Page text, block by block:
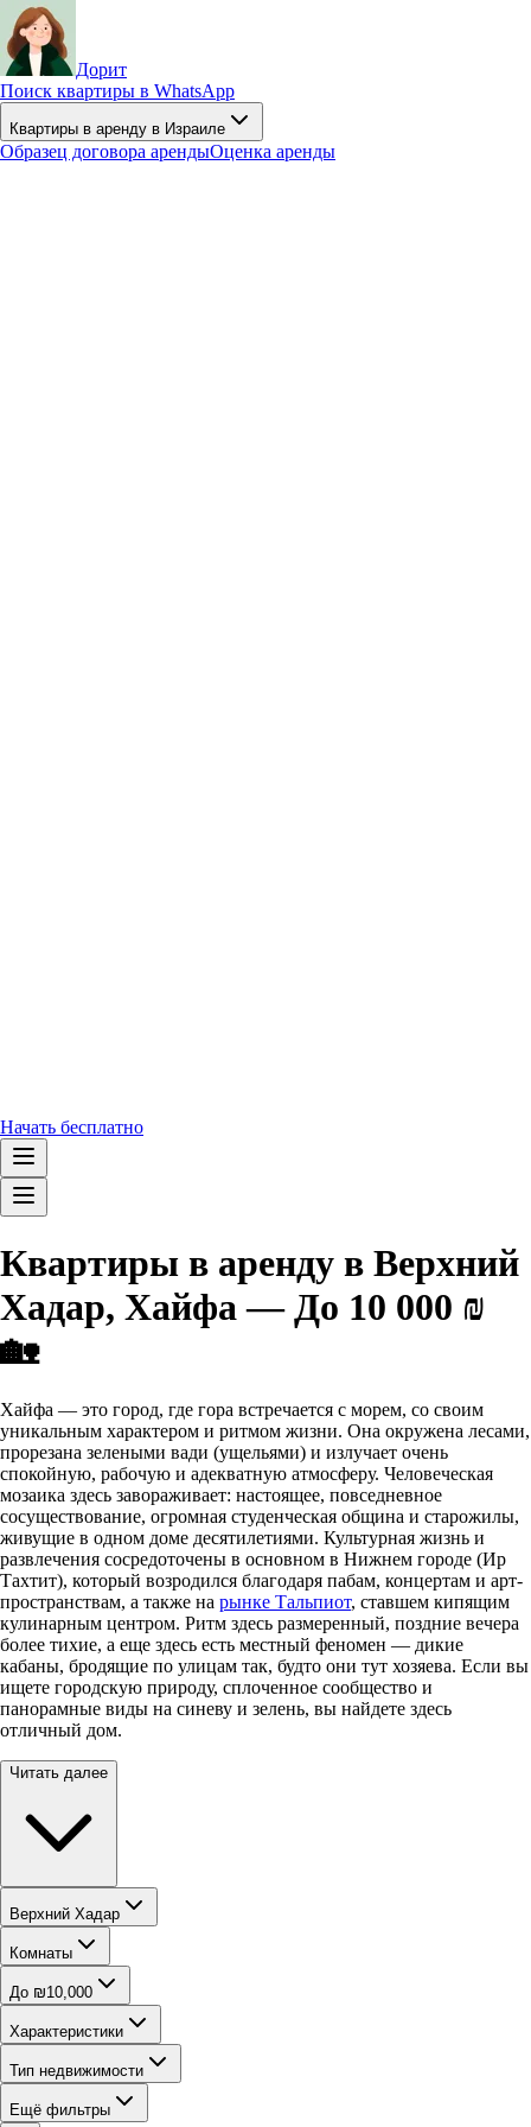
Дорит
Поиск квартиры в WhatsApp
Квартиры в аренду в Израиле
Образец договора арендыОценка аренды
Начать бесплатно
Квартиры в аренду в Верхний
Хадар, Хайфа — До 10 000 ₪
🏡
Хайфа — это город, где гора встречается с морем, со своим
уникальным характером и ритмом жизни. Она окружена лесами,
прорезана зелеными вади (ущельями) и излучает очень
спокойную, рабочую и адекватную атмосферу. Человеческая
мозаика здесь завораживает: настоящее, повседневное
сосуществование, огромная студенческая община и старожилы,
живущие в одном доме десятилетиями. Культурная жизнь и
развлечения сосредоточены в основном в Нижнем городе (Ир
Тахтит), который возродился благодаря пабам, концертам и арт-
пространствам, а также на рынке Тальпиот, ставшем кипящим
кулинарным центром. Ритм здесь размеренный, поздние вечера
более тихие, а еще здесь есть местный феномен — дикие
кабаны, бродящие по улицам так, будто они тут хозяева. Если вы
ищете городскую природу, сплоченное сообщество и
панорамные виды на синеву и зелень, вы найдете здесь
отличный дом.
Читать далее
Верхний Хадар
Комнаты
До ₪10,000
Характеристики
Тип недвижимости
Ещё фильтры